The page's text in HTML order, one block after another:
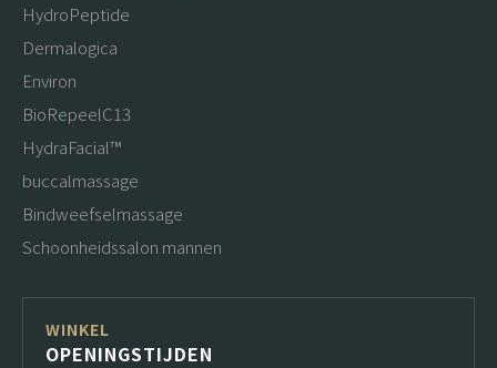
HydroPeptide
Dermalogica
Environ
BioRepeelC13
HydraFacial™
buccalmassage
Bindweefselmassage
Schoonheidssalon mannen
WINKEL
OPENINGSTIJDEN